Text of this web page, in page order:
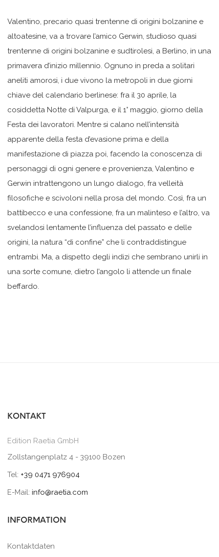
Valentino, precario quasi trentenne di origini bolzanine e
altoatesine, va a trovare l’amico Gerwin, studioso quasi
trentenne di origini bolzanine e sudtirolesi, a Berlino, in una
primavera d’inizio millennio. Ognuno in preda a solitari
aneliti amorosi, i due vivono la metropoli in due giorni
chiave del calendario berlinese: fra il 30 aprile, la
cosiddetta Notte di Valpurga, e il 1° maggio, giorno della
Festa dei lavoratori. Mentre si calano nell’intensità
apparente della festa d’evasione prima e della
manifestazione di piazza poi, facendo la conoscenza di
personaggi di ogni genere e provenienza, Valentino e
Gerwin intrattengono un lungo dialogo, fra velleità
filosofiche e scivoloni nella prosa del mondo. Così, fra un
battibecco e una confessione, fra un malinteso e l’altro, va
svelandosi lentamente l’influenza del passato e delle
origini, la natura “di confine” che li contraddistingue
entrambi. Ma, a dispetto degli indizi che sembrano unirli in
una sorte comune, dietro l’angolo li attende un finale
beffardo.
KONTAKT
Edition Raetia GmbH
Zollstangenplatz 4 - 39100 Bozen
Tel: +39 0471 976904
E-Mail: info@raetia.com
INFORMATION
Kontaktdaten